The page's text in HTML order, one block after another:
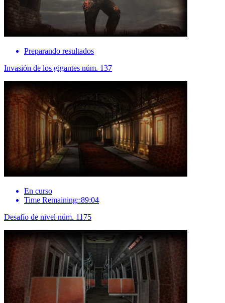
Preparando resultados
Invasión de los gigantes núm. 137
En curso
Time Remaining::89:04
Desafío de nivel núm. 1175